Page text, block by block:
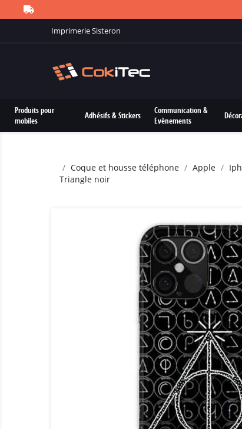
Imprimerie Sisteron
Produits pour
mobiles
Adhésifs & Stickers
Communication &
Evènements
Coque et housse téléphone Apple
Triangle noir